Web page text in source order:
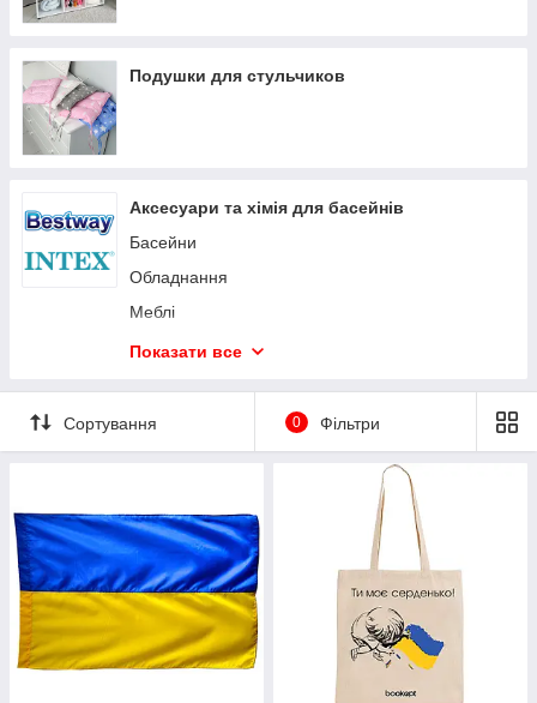
Подушки для стульчиков
Аксесуари та хімія для басейнів
Басейни
Обладнання
Меблі
Аксесуари
Туризм
Запчастини
Джакузі
Показати все
Сортування 0 Фільтри